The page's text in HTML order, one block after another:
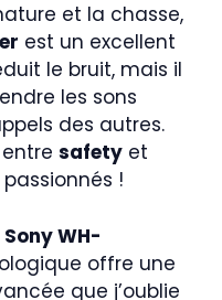
et la chasse,
est un excellent
le bruit, mais il
les sons
des autres.
safety et
!
Sony WH-
offre une
que j’oublie